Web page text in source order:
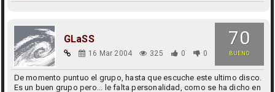
70
BUENO
GLaSS
16 Mar 2004 325 0 0
De momento puntuo el grupo, hasta que escuche este ultimo disco.
Es un buen grupo pero... le falta personalidad, como se ha dicho en